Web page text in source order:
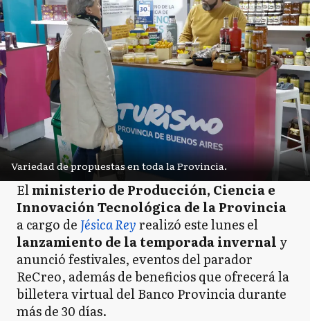
Variedad de propuestas en toda la Provincia.
Elministerio de Producción, Ciencia e
Innovación Tecnológica de la Provincia
a cargo de Jésica Reyrealizó este lunes el
lanzamiento de la temporada invernal y
anunció festivales, eventos del parador
ReCreo, además de beneficios que ofrecerá la
billetera virtual del Banco Provincia durante
más de 30 días.